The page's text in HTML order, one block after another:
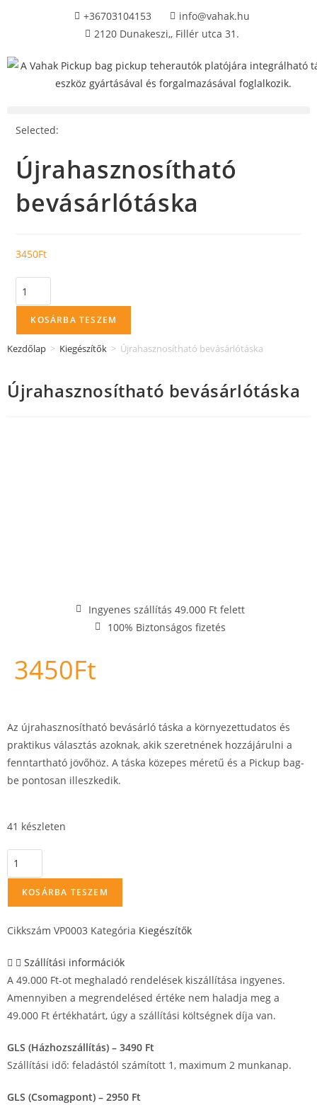
+36703104153
info@vahak.hu
2120 Dunakeszi,, Fillér utca 31.
Selected:
Újrahasznosítható
bevásárlótáska
3450Ft
KOSÁRBA TESZEM
Kezdőlap > Kiegészítők > Újrahasznosítható bevásárlótáska
Újrahasznosítható bevásárlótáska
Ingyenes szállítás 49.000 Ft felett
100% Biztonságos fizetés
3450Ft
Az újrahasznosítható bevásárló táska a környezettudatos és
praktikus választás azoknak, akik szeretnének hozzájárulni a
fenntartható jövőhöz. A táska közepes méretű és a Pickup bag-
be pontosan illeszkedik.
41 készleten
KOSÁRBA TESZEM
Cikkszám VP0003 Kategória Kiegészítők
Szállítási információk
A 49.000 Ft-ot meghaladó rendelések kiszállítása ingyenes.
Amennyiben a megrendelésed értéke nem haladja meg a
49.000 Ft értékhatárt, úgy a szállítási költségnek díja van.
GLS (Házhozszállítás) – 3490 Ft
Szállítási idő: feladástól számított 1, maximum 2 munkanap.
GLS (Csomagpont) – 2950 Ft